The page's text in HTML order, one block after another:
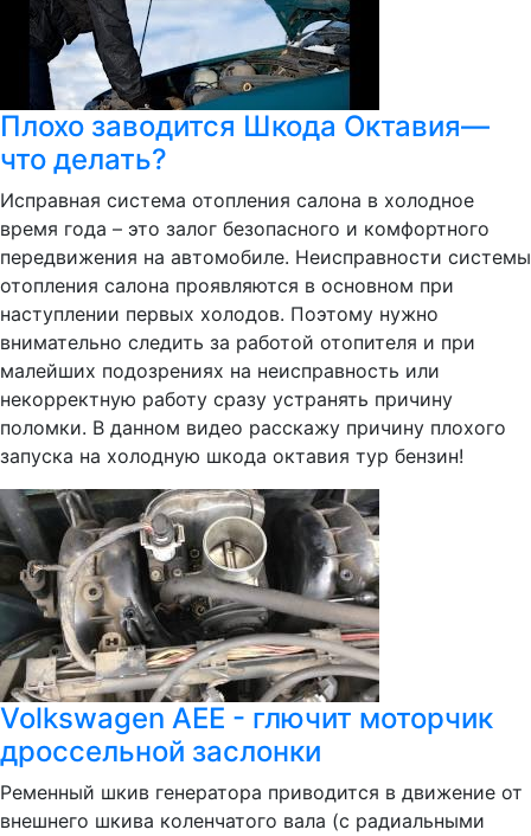
Плохо заводится Шкода Октавия—
что делать?
Исправная система отопления салона в холодное
время года – это залог безопасного и комфортного
передвижения на автомобиле. Неисправности системы
отопления салона проявляются в основном при
наступлении первых холодов. Поэтому нужно
внимательно следить за работой отопителя и при
малейших подозрениях на неисправность или
некорректную работу сразу устранять причину
поломки. В данном видео расскажу причину плохого
запуска на холодную шкода октавия тур бензин!
Volkswagen AEE - глючит моторчик
дроссельной заслонки
Ременный шкив генератора приводится в движение от
внешнего шкива коленчатого вала (с радиальными